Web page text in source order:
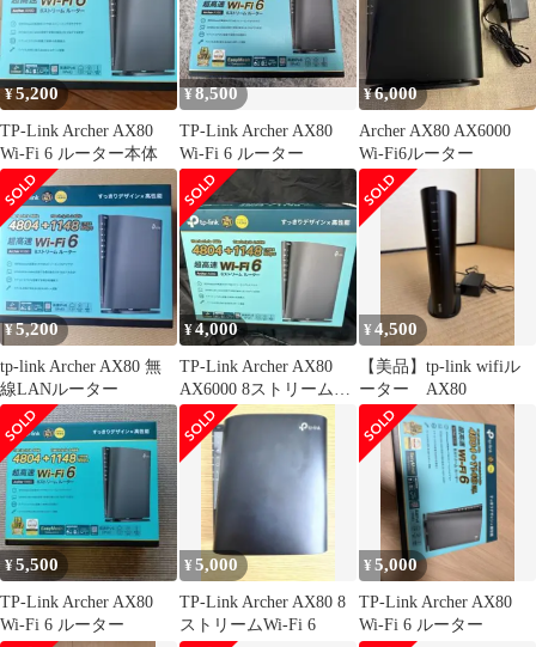
¥5,200
TP-Link Archer AX80
Wi-Fi 6 ルーター本体
¥8,500
TP-Link Archer AX80
Wi-Fi 6 ルーター
¥6,000
Archer AX80 AX6000
Wi-Fi6ルーター
¥5,200
tp-link Archer AX80 無
線LANルーター
¥4,000
TP-Link Archer AX80
AX6000 8ストリーム
Wi-Fi6
¥4,500
【美品】tp-link wifiル
ーター AX80
¥5,500
TP-Link Archer AX80
Wi-Fi 6 ルーター
¥5,000
TP-Link Archer AX80 8
ストリームWi-Fi 6
¥5,000
TP-Link Archer AX80
Wi-Fi 6 ルーター